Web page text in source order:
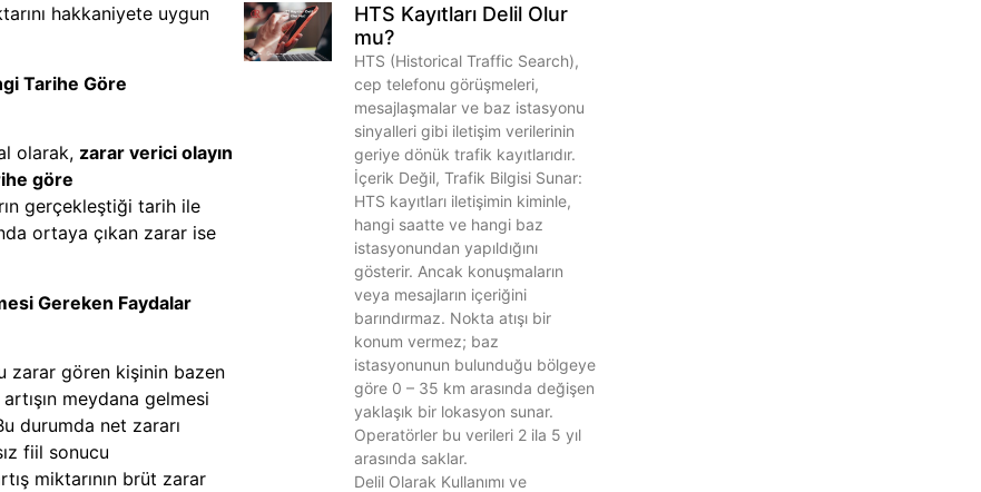
hakkaniyete uygun
Tarihe Göre
olarak, zarar verici olayın
göre
gerçekleştiği tarih ile
ortaya çıkan zarar ise
Gereken Faydalar
zarar gören kişinin bazen
meydana gelmesi
durumda net zararı
fiil sonucu
miktarının brüt zarar
HTS Kayıtları Delil Olur
mu?
HTS (Historical Traffic Search),
cep telefonu görüşmeleri,
mesajlaşmalar ve baz istasyonu
sinyalleri gibi iletişim verilerinin
geriye dönük trafik kayıtlarıdır.
İçerik Değil, Trafik Bilgisi Sunar:
HTS kayıtları iletişimin kiminle,
hangi saatte ve hangi baz
istasyonundan yapıldığını
gösterir. Ancak konuşmaların
veya mesajların içeriğini
barındırmaz. Nokta atışı bir
konum vermez; baz
istasyonunun bulunduğu bölgeye
göre 0 – 35 km arasında değişen
yaklaşık bir lokasyon sunar.
Operatörler bu verileri 2 ila 5 yıl
arasında saklar.
Delil Olarak Kullanımı ve